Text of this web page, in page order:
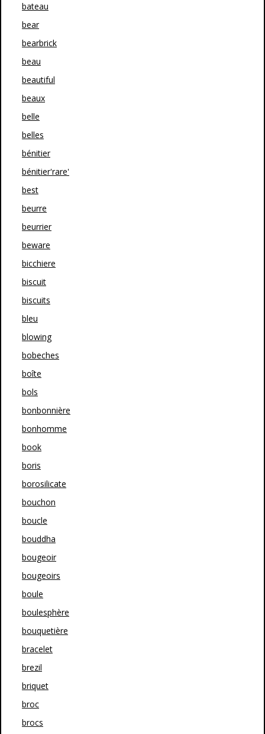
bateau
bear
bearbrick
beau
beautiful
beaux
belle
belles
bénitier
bénitier'rare'
best
beurre
beurrier
beware
bicchiere
biscuit
biscuits
bleu
blowing
bobeches
boîte
bols
bonbonnière
bonhomme
book
boris
borosilicate
bouchon
boucle
bouddha
bougeoir
bougeoirs
boule
boulesphère
bouquetière
bracelet
brezil
briquet
broc
brocs